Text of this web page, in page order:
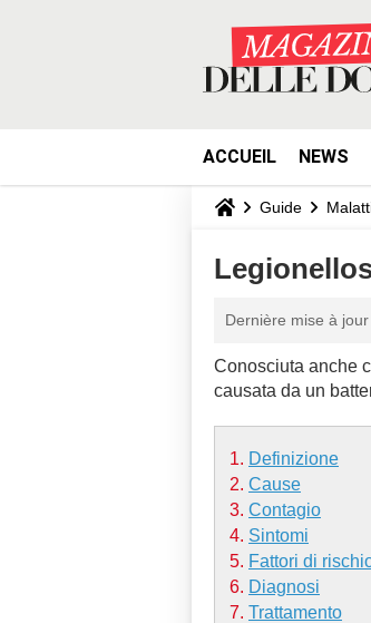
ACCUEIL NEWS
Guide
Dernière mise à jour
Conosciuta anche
causata da un
Definizione
Cause
Contagio
Sintomi
Fattori di
Diagnosi
Trattamento